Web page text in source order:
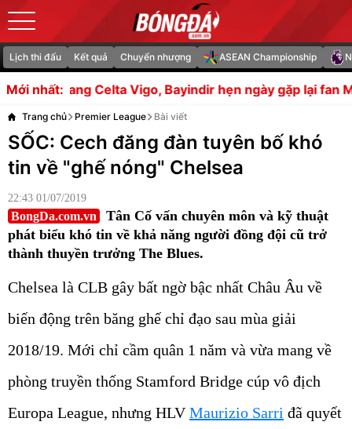
Lịch thi đấu Kết quả Chuyển nhượng ASEAN Championship
Mới nhất:
Vigo, Bayindir hẹn ngày gặp lại fan MU Thắng
Trang chủ Premier League Bài viết
SỐC: Cech đăng đàn tuyên bố khó
tin về "ghế nóng" Chelsea
22:43 01/07/2019
BongDa.com.vn
Tân Cố vấn chuyên môn và kỹ thuật
phát biểu khó tin về khả năng người đồng đội cũ trở
thành thuyền trưởng The Blues.
Chelsea là CLB gây bất ngờ bậc nhất Châu Âu về
biến động trên băng ghế chỉ đạo sau mùa giải
2018/19. Mới chỉ cầm quân 1 năm và vừa mang về
phòng truyền thống Stamford Bridge cúp vô địch
Europa League, nhưng HLVMaurizio Sarri đã quyết